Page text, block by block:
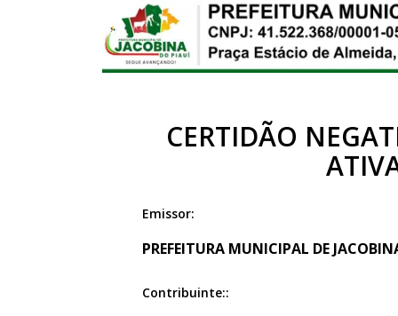
CERTIDÃO
Emissor:
PREFEITURA MUNICIPAL DE
Contribuinte::